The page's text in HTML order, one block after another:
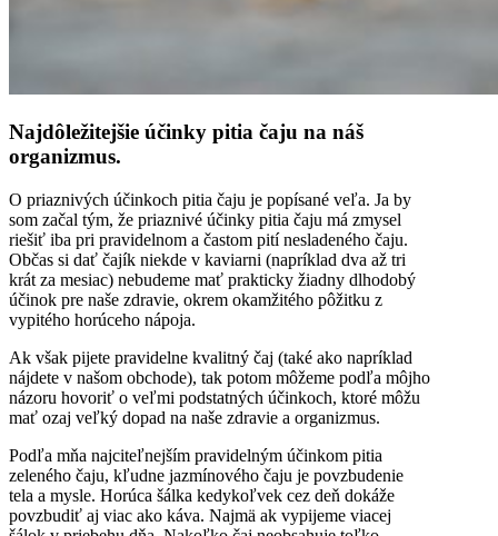
Najdôležitejšie účinky pitia čaju na náš
organizmus.
O priaznivých účinkoch pitia čaju je popísané veľa. Ja by
som začal tým, že priaznivé účinky pitia čaju má zmysel
riešiť iba pri pravidelnom a častom pití nesladeného čaju.
Občas si dať čajík niekde v kaviarni (napríklad dva až tri
krát za mesiac) nebudeme mať prakticky žiadny dlhodobý
účinok pre naše zdravie, okrem okamžitého pôžitku z
vypitého horúceho nápoja.
Ak však pijete pravidelne kvalitný čaj (také ako napríklad
nájdete v našom obchode), tak potom môžeme podľa môjho
názoru hovoriť o veľmi podstatných účinkoch, ktoré môžu
mať ozaj veľký dopad na naše zdravie a organizmus.
Podľa mňa najciteľnejším pravidelným účinkom pitia
zeleného čaju, kľudne jazmínového čaju je povzbudenie
tela a mysle. Horúca šálka kedykoľvek cez deň dokáže
povzbudiť aj viac ako káva. Najmä ak vypijeme viacej